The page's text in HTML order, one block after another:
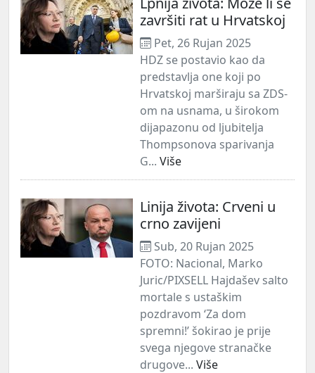
završiti rat u Hrvatskoj
Pet, 26 Rujan 2025
HDZ se postavio kao da
predstavlja one koji po
Hrvatskoj marširaju sa ZDS-
om na usnama, u širokom
dijapazonu od ljubitelja
Thompsonova sparivanja
G... Više
Linija života: Crveni u
crno zavijeni
Sub, 20 Rujan 2025
FOTO: Nacional, Marko
Juric/PIXSELL Hajdašev salto
mortale s ustaškim
pozdravom ‘Za dom
spremni!’ šokirao je prije
svega njegove stranačke
drugove... Više